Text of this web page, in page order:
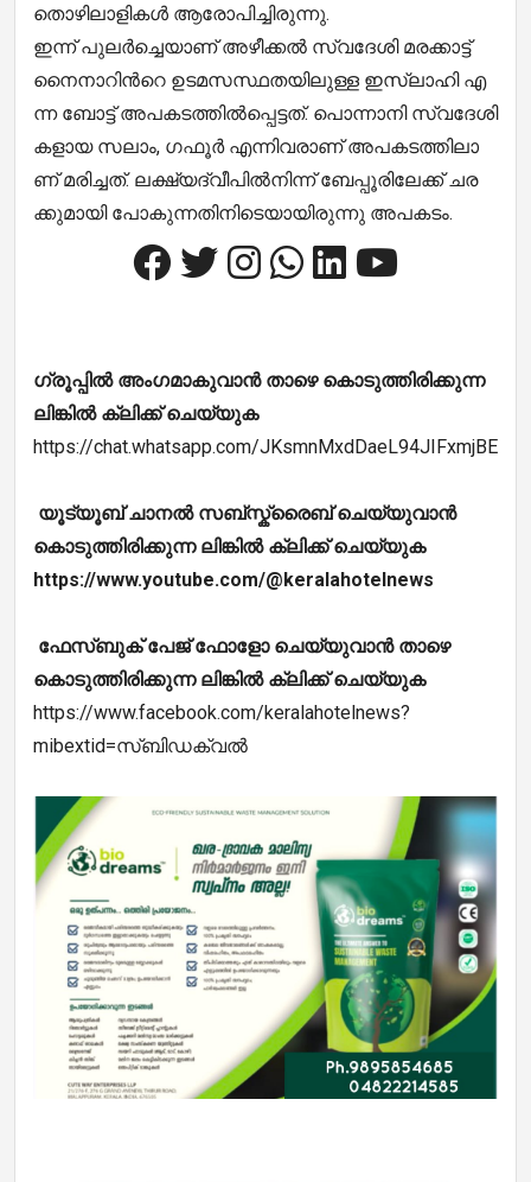
തൊ­​ഴി­​ലാ­​ളി­​ക​ള്‍ ആ­​രോ­​പി­​ച്ചി­​രു­​ന്നു.
ഇ​ന്ന് പു​ല​ർ​ച്ചെ​യാ​ണ് അ​ഴീ​ക്ക​ൽ സ്വ​ദേ​ശി മ​ര​ക്കാ​ട്ട്
നൈ​നാ​റി​ന്‍റെ ഉ​ട​മ​സ​സ്ഥ​ത​യി​ലു​ള്ള ഇ​സ്‌​ലാ​ഹി എ​
ന്ന ബോ​ട്ട് അ​പ​ക​ട​ത്തി​ൽ​പ്പെ​ട്ട​ത്. പൊ​ന്നാ​നി സ്വ​ദേ​ശി​
ക​ളാ​യ സ​ലാം, ഗ​ഫൂ​ർ എ​ന്നി​വ​രാ​ണ് അ​പ​ക​ട​ത്തി​ലാ​
ണ് മ​രി​ച്ച​ത്. ല­​ക്ഷ്യ­​ദ്വീ­​പി​ല്‍­​നി­​ന്ന് ബേ­​പ്പൂ­​രി­​ലേ­​ക്ക് ച­​ര­​
ക്കു­​മാ­​യി പോ­​കു­​ന്ന­​തി­​നി­​ടെ­​യാ­​യി­​രു­​ന്നു അ­​പ­​ക​ടം.
ഗ്രൂപ്പിൽ അംഗമാകുവാൻ താഴെ കൊടുത്തിരിക്കുന്ന
ലിങ്കിൽ ക്ലിക്ക് ചെയ്യുക
https://chat.whatsapp.com/JKsmnMxdDaeL94JIFxmjBE
യൂട്യൂബ് ചാനൽ സബ്സ്ക്രൈബ് ചെയ്യുവാൻ
കൊടുത്തിരിക്കുന്ന ലിങ്കിൽ ക്ലിക്ക് ചെയ്യുക
https://www.youtube.com/@keralahotelnews
ഫേസ്ബുക് പേജ് ഫോളോ ചെയ്യുവാൻ താഴെ
കൊടുത്തിരിക്കുന്ന ലിങ്കിൽ ക്ലിക്ക് ചെയ്യുക
https://www.facebook.com/keralahotelnews?
mibextid=സ്‌ബിഡക്വൽ